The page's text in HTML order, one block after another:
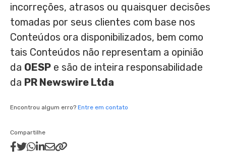
incorreções, atrasos ou quaisquer decisões
tomadas por seus clientes com base nos
Conteúdos ora disponibilizados, bem como
tais Conteúdos não representam a opinião
da OESP e são de inteira responsabilidade
da PR Newswire Ltda
Encontrou algum erro? Entre em contato
Compartilhe